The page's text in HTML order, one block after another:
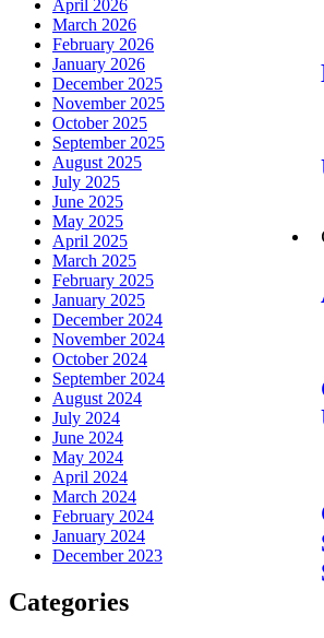
April 2026
March 2026
February 2026
January 2026
December 2025
November 2025
October 2025
September 2025
August 2025
July 2025
June 2025
May 2025
April 2025
March 2025
February 2025
January 2025
December 2024
November 2024
October 2024
September 2024
August 2024
July 2024
June 2024
May 2024
April 2024
March 2024
February 2024
January 2024
December 2023
Categories